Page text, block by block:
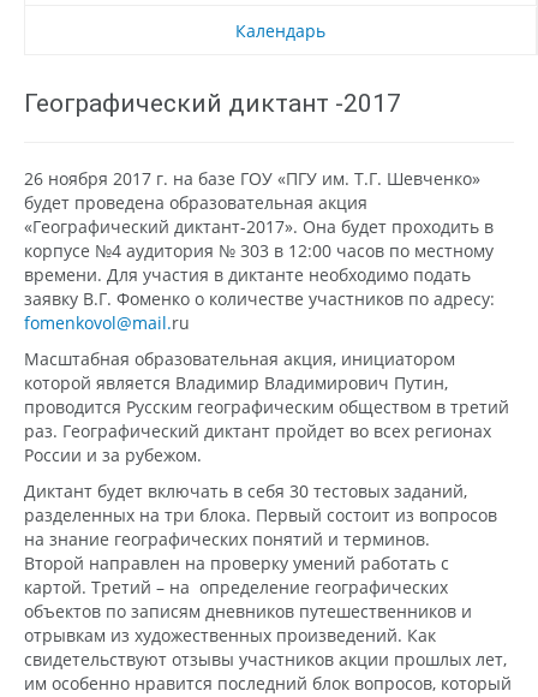
Календарь
Географический диктант -2017
26 ноября 2017 г. на базе ГОУ «ПГУ им. Т.Г. Шевченко»
будет проведена образовательная акция
«Географический диктант-2017». Она будет проходить в
корпусе №4 аудитория № 303 в 12:00 часов по местному
времени. Для участия в диктанте необходимо подать
заявку В.Г. Фоменко о количестве участников по адресу:
fomenkovol@mail.ru
Масштабная образовательная акция, инициатором
которой является Владимир Владимирович Путин,
проводится Русским географическим обществом в третий
раз. Географический диктант пройдет во всех регионах
России и за рубежом.
Диктант будет включать в себя 30 тестовых заданий,
разделенных на три блока. Первый состоит из вопросов
на знание географических понятий и терминов.
Второй направлен на проверку умений работать с
картой. Третий – на определение географических
объектов по записям дневников путешественников и
отрывкам из художественных произведений. Как
свидетельствуют отзывы участников акции прошлых лет,
им особенно нравится последний блок вопросов, который